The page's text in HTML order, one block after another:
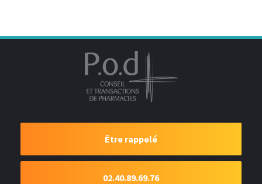
Être rappelé
02.40.89.69.76